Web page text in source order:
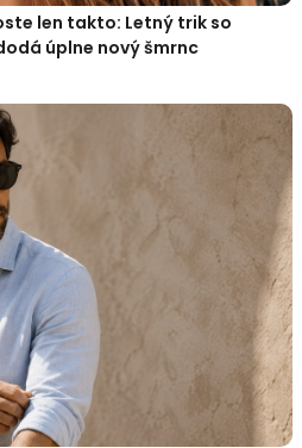
len takto: Letný trik so
úplne nový šmrnc